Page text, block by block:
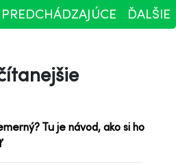
PREDCHÁDZAJÚCE
ĎALŠIE
Tu je návod, ako si ho